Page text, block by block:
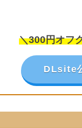
＼300円オフ
DLsite